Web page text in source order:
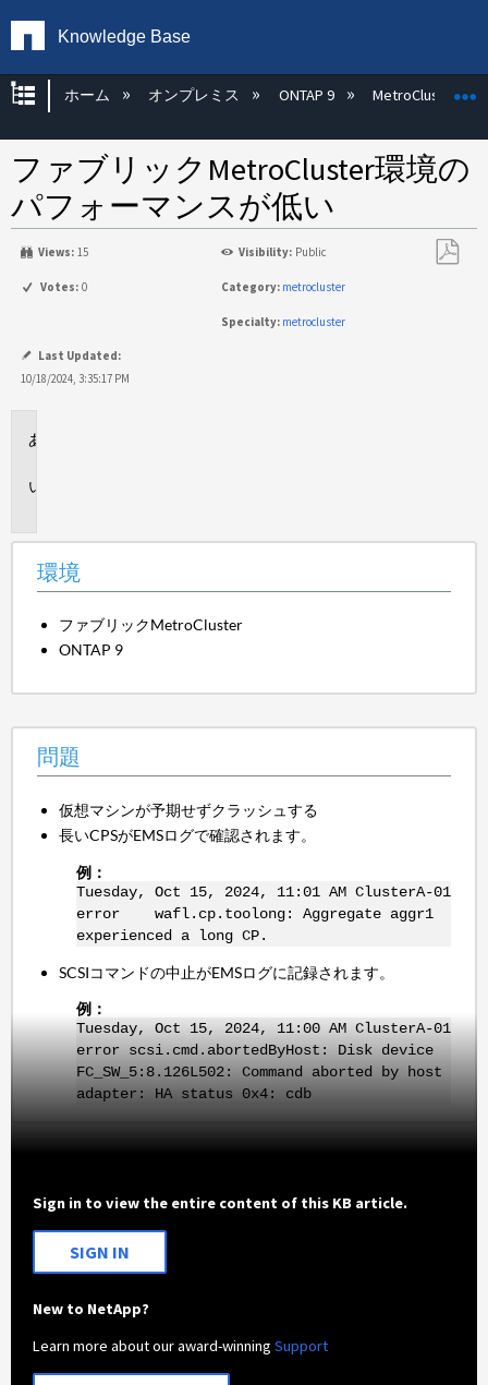
Knowledge Base
グローバル階層を展開/折りたたむ
ホーム オンプレミス ONTAP 9 MetroCluster
ファブリックMetroCluster環境の
パフォーマンスが低い
Views: 15 Visibility: Public
Votes: 0 Category: metrocluster
Specialty: metrocluster
Last Updated:
10/18/2024, 3:35:17 PM
環境
ファブリックMetroCluster
ONTAP 9
問題
仮想マシンが予期せずクラッシュする
長いCPSがEMSログで確認されます。
例：
Tuesday, Oct 15, 2024, 11:01 AM ClusterA-01
error wafl.cp.toolong: Aggregate aggr1
experienced a long CP.
SCSIコマンドの中止がEMSログに記録されます。
例：
Tuesday, Oct 15, 2024, 11:00 AM ClusterA-01
error scsi.cmd.abortedByHost: Disk device
FC_SW_5:8.126L502: Command aborted by host
adapter: HA status 0x4: cdb
Sign in to view the entire content of this KB article.
SIGN IN
New to NetApp?
Learn more about our award-winningSupport